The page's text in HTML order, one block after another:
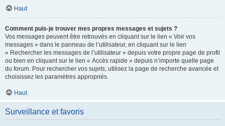
Haut
Comment puis-je trouver mes propres messages et sujets ?
Vos messages peuvent être retrouvés en cliquant sur le lien « Voir vos
messages » dans le panneau de l’utilisateur, en cliquant sur le lien
« Rechercher les messages de l’utilisateur » depuis votre propre page de profil
ou bien en cliquant sur le lien « Accès rapide » depuis n’importe quelle page
du forum. Pour rechercher vos sujets, utilisez la page de recherche avancée et
choisissez les paramètres appropriés.
Haut
Surveillance et favoris